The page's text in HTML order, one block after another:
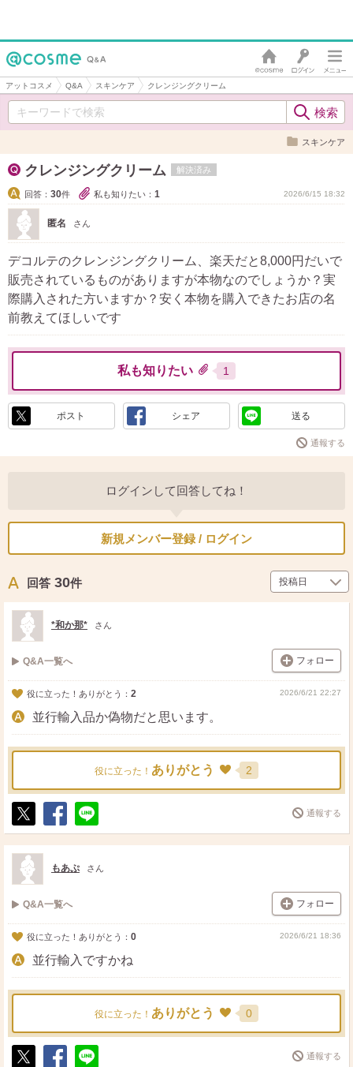
アットコスメ Q&A スキンケア クレンジングクリーム
スキンケア
クレンジングクリーム 解決済み
回答： 30件 私も知りたい： 1 2026/6/15 18:32
匿名 さん
デコルテのクレンジングクリーム、楽天だと8,000円だいで
販売されているものがありますが本物なのでしょうか？実
際購入された方いますか？安く本物を購入できたお店の名
前教えてほしいです
私も知りたい 1
ポスト シェア 送る
通報する
ログインして回答してね！
新規メンバー登録 / ログイン
回答 30件
*和か那* さん
Q&A一覧へ フォロー
役に立った！ありがとう： 2 2026/6/21 22:27
並行輸入品か偽物だと思います。
役に立った！ ありがとう 2
ポ
ス
ト
シ
ェ
送
る
通報する
もあぷ さん
Q&A一覧へ フォロー
役に立った！ありがとう： 0 2026/6/21 18:36
並行輸入ですかね
役に立った！ ありがとう 0
通報する